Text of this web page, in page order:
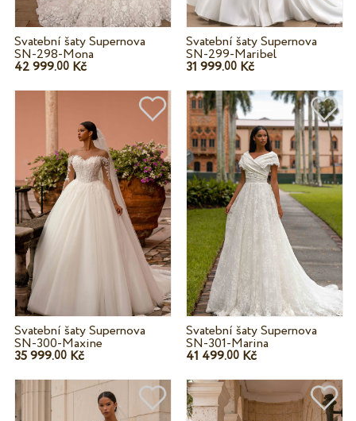
Svatební šaty Supernova
SN-298-Mona
42 999.00Kč
Svatební šaty Supernova
SN-299-Maribel
31 999.00 Kč
Svatební šaty Supernova
SN-300-Maxine
35 999.00Kč
Svatební šaty Supernova
SN-301-Marina
41 499.00 Kč